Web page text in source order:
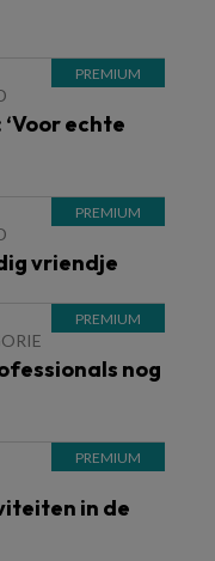
echte
vriendje
nog
in de